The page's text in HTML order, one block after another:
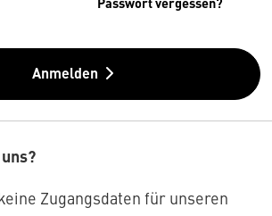
Passwort vergessen?
Anmelden
Zugangsdaten für unseren